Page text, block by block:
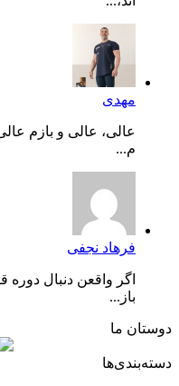
مهدی
عالی، عالی و بازم
م...
فرهاد نجفی
اگر واقعن دنبال دوره
باز...
دوستان ما
دسته‌بندی‌ها